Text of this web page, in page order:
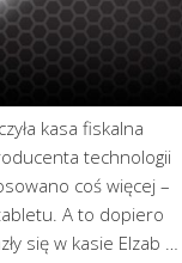
kasa fiskalna
technologii
coś więcej –
A to dopiero
się w kasie Elzab …